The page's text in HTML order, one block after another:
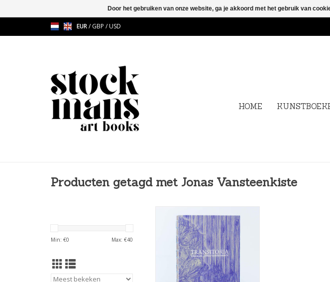
EUR/GBP /USD
HOME
Producten getagd met Jonas Vansteenkiste
Min: €0 Max: €40
Transitoria
TOEVOEGEN AAN WINKELWAGEN
Door het gebruiken van onze website, ga je akkoord met het gebruik van